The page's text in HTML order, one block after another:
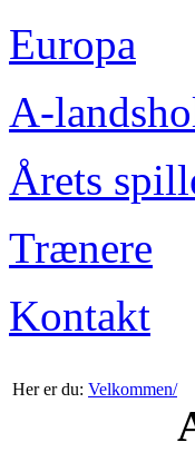
Europa
A-
Årets
Trænere
Kontakt
Her er du: Velkommen/